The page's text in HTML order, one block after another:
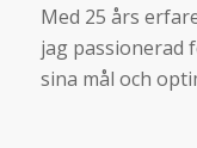
Med 25 års
jag passionerad
sina mål och